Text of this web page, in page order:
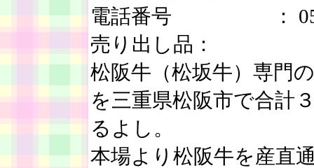
電話番号 ：
売り出し品：
松阪牛（松坂牛）専門
を三重県松阪市で合計
るよし。
本場より松阪牛を産直